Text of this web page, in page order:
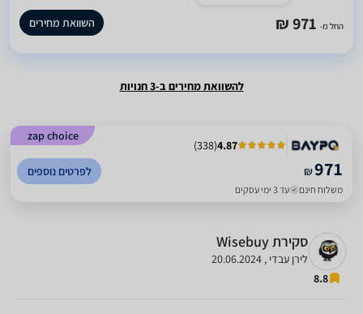
החל מ- 971 ₪ השוואת מחירים
להשוואת מחירים ב-3 חנויות
zap choice
4.87
(
338
)
₪971
משלוח חינם עד 3 ימי עסקים
לפרטים נוספים
8.8
סקירת Wisebuy
לירן עבדי , 20.06.2024